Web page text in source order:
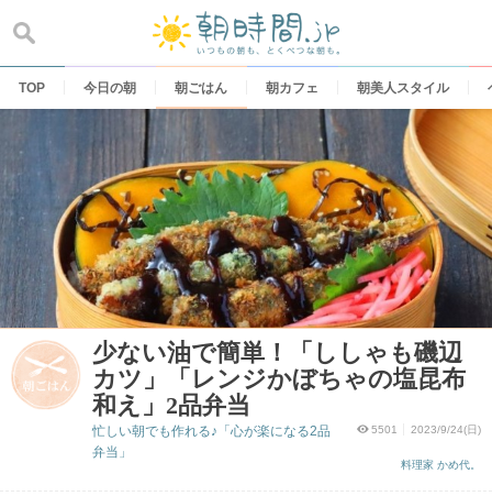
content
TOP 今日の朝 朝ごはん 朝カフェ 朝美人スタイル
少ない油で簡単！「ししゃも磯辺
カツ」「レンジかぼちゃの塩昆布
和え」2品弁当
5501 2023/9/24(日)
料理家 かめ代。
忙しい朝でも作れる♪「心が楽になる2品
弁当」